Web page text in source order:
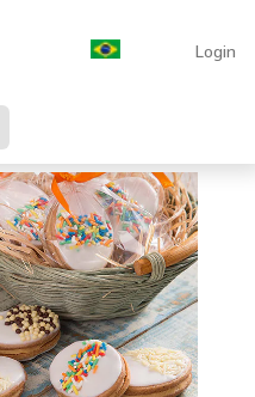
Login